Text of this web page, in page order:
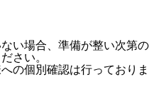
い場合、準備が整い次第の
さい。
の個別確認は行っておりま